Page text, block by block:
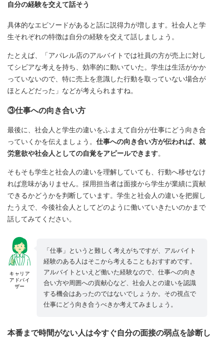
自分の経験を交えて話そう
具体的なエピソードがあると話に説得力が増します。社会人と学
生それぞれの特徴は自分の経験を交えて話しましょう。
たとえば、「アパレル店のアルバイトでは社員の方が売上に対し
てシビアな考えを持ち、効率的に動いていた。学生は生活がかか
っていないので、特に売上を意識した行動を取っていない場合が
ほとんどだった」などが考えられますね。
③仕事への向き合い方
最後に、社会人と学生の違いをふまえて自分が仕事にどう向き合
っていくかを伝えましょう。 仕事への向き合い方が伝われば、就
労意欲や社会人としての自覚をアピールできます。
そもそも学生と社会人の違いを理解していても、行動へ移せなけ
れば意味がありません。採用担当者は面接から学生が業績に貢献
できるかどうかを判断しています。学生と社会人の違いを把握し
たうえで、今後社会人としてどのように働いていきたいのかまで
話してみてください。
キャリア
アドバイ
ザー
「仕事」というと難しく考えがちですが、アルバイト
経験のある人はそこから考えることもおすすめです。
アルバイトといえど働いた経験なので、仕事への向き
合い方や周囲への貢献心など、社会人との違いを認識
する機会はあったのではないでしょうか。その視点で
仕事にどう向き合うべきか考えてみましょう。
本番まで時間がない人は今すぐ自分の面接の弱点を診断し